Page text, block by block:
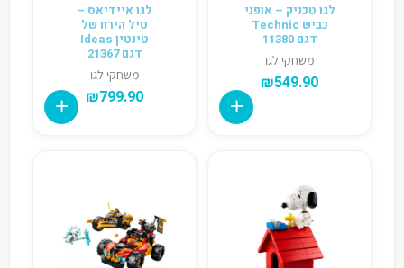
לגו טכניק – אופני
כביש Technic
דגם 11380
משחקי לגו
₪549.90
לגו איידיאס –
טיל הירח של
טינטין Ideas
דגם 21367
משחקי לגו
₪799.90